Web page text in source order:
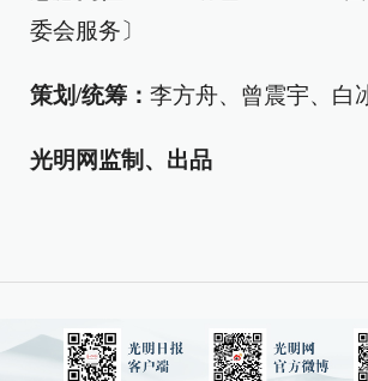
委会服务 〕
策划/统筹： 李方舟、曾震宇、白
光明网监制、出品